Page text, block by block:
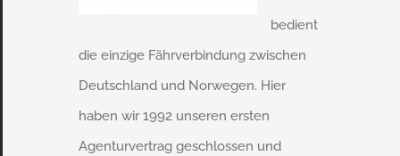
bedient
die einzige Fährverbindung zwischen
Deutschland und Norwegen. Hier
haben wir 1992 unseren ersten
Agenturvertrag geschlossen und